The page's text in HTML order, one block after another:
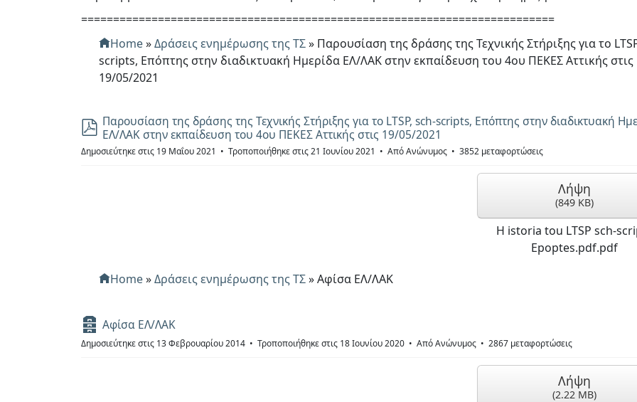
ε
λ
ο
==========================================================================
Home»Δράσεις ενημέρωσης της ΤΣ» Παρουσίαση της δράσης της Τεχνικής Στήριξης για το
scripts, Επόπτης στην διαδικτυακή Ημερίδα ΕΛ/ΛΑΚ στην εκπαίδευση του 4ου ΠΕΚΕΣ Αττικής στις
19/05/2021
p
d
f
Παρουσίαση της δράσης της Τεχνικής Στήριξης για το LTSP, sch-scripts, Επόπτης στην διαδικτυακή
ΕΛ/ΛΑΚ στην εκπαίδευση του 4ου ΠΕΚΕΣ Αττικής στις 19/05/2021
Δημοσιεύτηκε στις 19 Μαΐου 2021 Τροποποιήθηκε στις 21 Ιουνίου 2021 ΑπόΑνώνυμος 3852 μεταφορτώσεις
Λήψη
(849 KB)
H istoria tou LTSP sch-
Epoptes.pdf.pdf
Home»Δράσεις ενημέρωσης της ΤΣ»Αφίσα ΕΛ/ΛΑΚ
Α
χ
Αφίσα ΕΛ/ΛΑΚ
Δημοσιεύτηκε στις 13 Φεβρουαρίου 2014 Τροποποιήθηκε στις 18 Ιουνίου 2020 ΑπόΑνώνυμος 2867 μεταφορτώσεις
Λήψη
(2.22 MB)